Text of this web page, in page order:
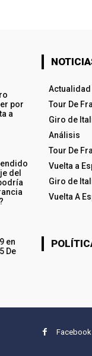
por
a
del
en
De
Actualidad
Tour De
Giro de
Análisis
Tour De
Vuelta a
Giro de
Vuelta A
Facebook